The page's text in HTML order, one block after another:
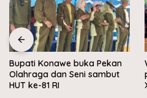
Wabup Konawe lepas 66
peserta Jambore Nasional
XII 2026 ke Cibubur